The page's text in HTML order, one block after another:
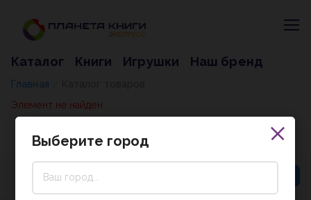
Каталог Книги Игрушки Наш бренд
Главная
Элемент не найден
Выберите город